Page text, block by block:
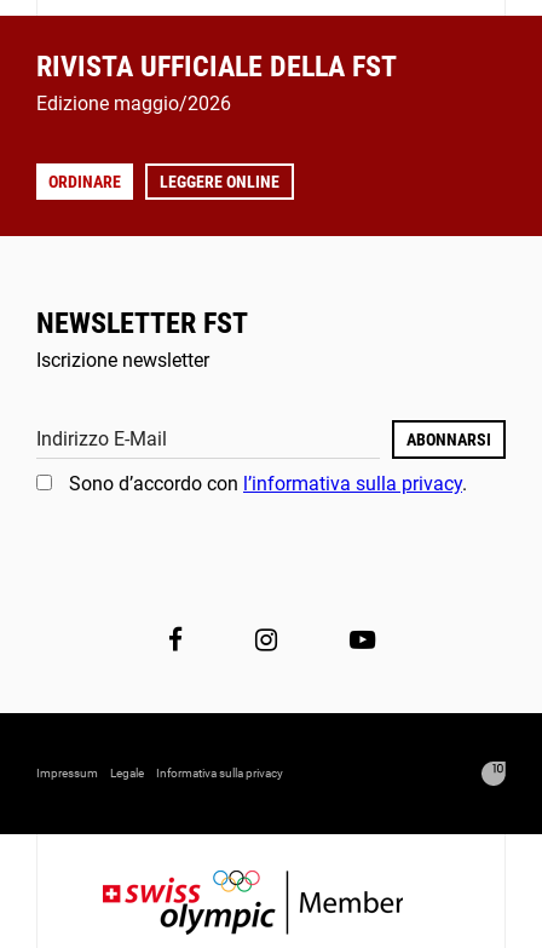
RIVISTA UFFICIALE DELLA FST
Edizione maggio/2026
ORDINARE LEGGERE ONLINE
NEWSLETTER FST
Iscrizione newsletter
Indirizzo E-Mail ABONNARSI
Sono d’accordo con l’informativa sulla privacy.
Impressum Legale Informativa sulla privacy